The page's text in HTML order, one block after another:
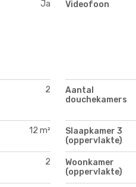
Ja Videofoon
2
Aantal
douchekamers
12 m²
Slaapkamer 3
(oppervlakte)
2
Woonkamer
(oppervlakte)